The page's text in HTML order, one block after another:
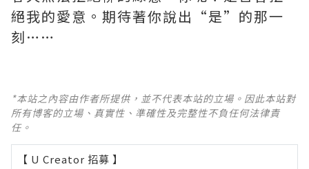
絕我的愛意。期待著你說出“是”的那一
刻……
*本站之內容由作者所提供，並不代表本站的立場。因此本站對
所有博客的立場、真實性、準確性及完整性不負任何法律責
任。
【 U Creator 招募 】